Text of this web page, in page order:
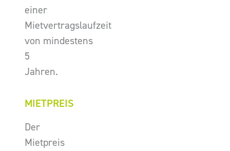
einer
Mietvertragslaufzeit
von mindestens
5
Jahren.
MIETPREIS
Der
Mietpreis